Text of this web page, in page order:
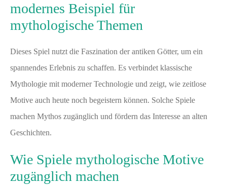
modernes Beispiel für
mythologische Themen
Dieses Spiel nutzt die Faszination der antiken Götter, um ein
spannendes Erlebnis zu schaffen. Es verbindet klassische
Mythologie mit moderner Technologie und zeigt, wie zeitlose
Motive auch heute noch begeistern können. Solche Spiele
machen Mythos zugänglich und fördern das Interesse an alten
Geschichten.
Wie Spiele mythologische Motive
zugänglich machen